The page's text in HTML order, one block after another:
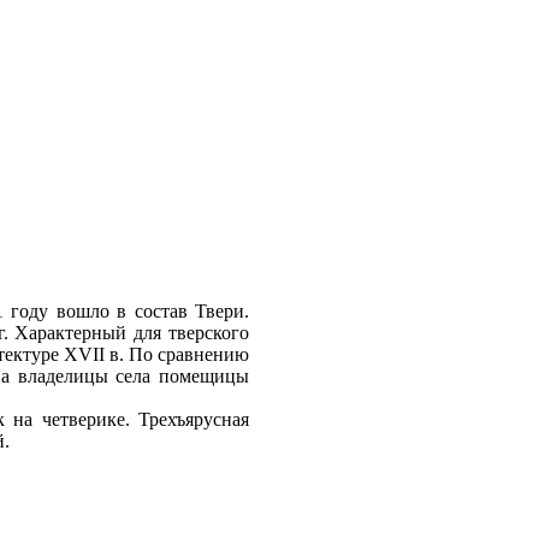
вошло в состав Твери.
Характерный для тверского
XVII в. По сравнению
владелицы села помещицы
четверике. Трехъярусная